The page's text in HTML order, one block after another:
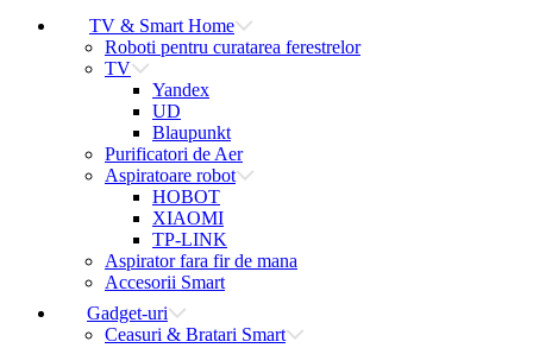
TV & Smart Home
Roboti pentru curatarea ferestrelor
TV
Yandex
UD
Blaupunkt
Purificatori de Aer
Aspiratoare robot
HOBOT
XIAOMI
TP-LINK
Aspirator fara fir de mana
Accesorii Smart
Gadget-uri
Ceasuri & Bratari Smart